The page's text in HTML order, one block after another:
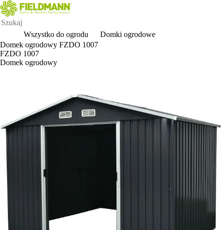
Wszystko do ogrodu
Domki ogrodowe
Domek ogrodowy FZDO 1007
FZDO 1007
Domek ogrodowy